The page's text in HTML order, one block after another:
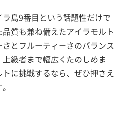
ラ島9番目という話題性だけで
質も兼ね備えたアイラモルト
とフルーティーさのバランス
級者まで幅広くたのしめま
に挑戦するなら、ぜひ押さえ